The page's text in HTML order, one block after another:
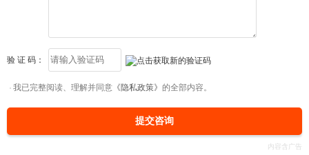
验 证 码：
我已完整阅读、理解并同意 《隐私政策》 的全部内容。
提交咨询